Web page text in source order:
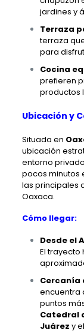
jardines y
Terraza
terraza
para
Cocina
prefieren
productos
Ubicación y
Situada en
ubicación
entorno
pocos minutos
las principales
Oaxaca.
Cómo llegar:
Desde el
El trayecto
Cercanía
encuentra
puntos
Catedral
Juárez y el